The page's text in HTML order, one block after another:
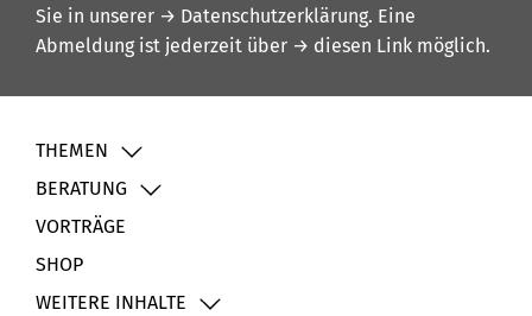
Sie in unserer → Datenschutzerklärung. Eine
Abmeldung ist jederzeit über → diesen Link möglich.
THEMEN
BERATUNG
VORTRÄGE
SHOP
WEITERE INHALTE